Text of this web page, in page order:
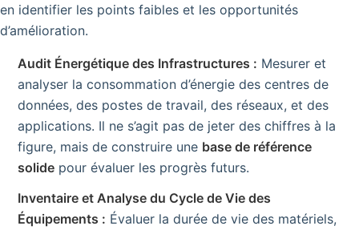
en identifier les points faibles et les opportunités
d’amélioration.
Audit Énergétique des Infrastructures : Mesurer et
analyser la consommation d’énergie des centres de
données, des postes de travail, des réseaux, et des
applications. Il ne s’agit pas de jeter des chiffres à la
figure, mais de construire une base de référence
solide pour évaluer les progrès futurs.
Inventaire et Analyse du Cycle de Vie des
Équipements : Évaluer la durée de vie des matériels,